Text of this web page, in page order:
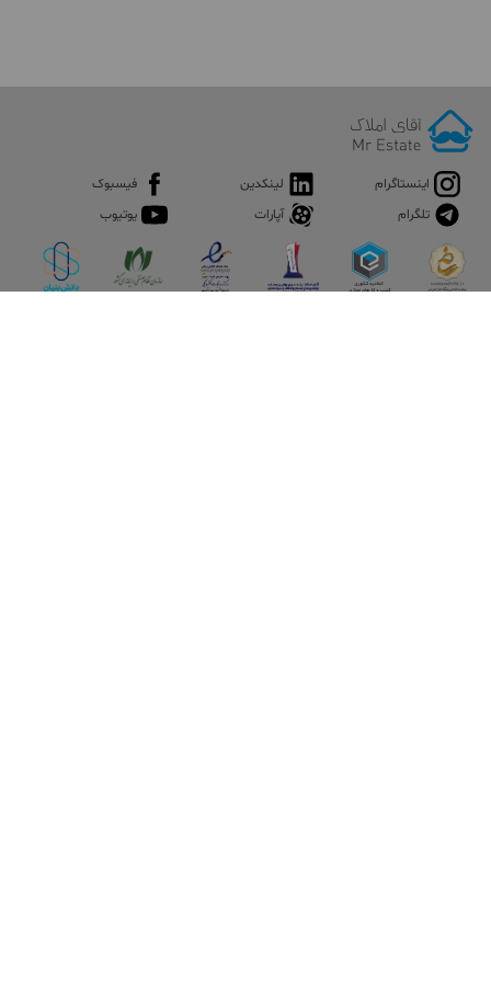
اینستاگرام لینکدین
فیسبوک
تلگرام
آپارات یوتیوب